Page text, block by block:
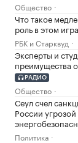
Общество
Что такое
роль в этом
РБК и Старквуд
Эксперты и
преимущества
РАДИО
Общество
Сеул счел
России
Политика